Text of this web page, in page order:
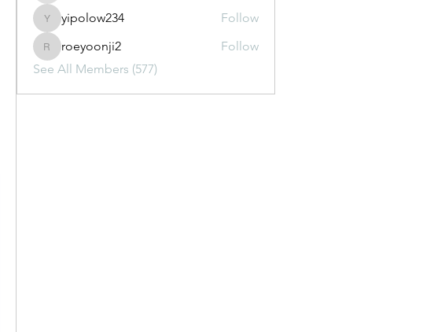
yipolow234
yipolow234 Follow
roeyoonji2
roeyoonji2
Follow
See All Members (577)